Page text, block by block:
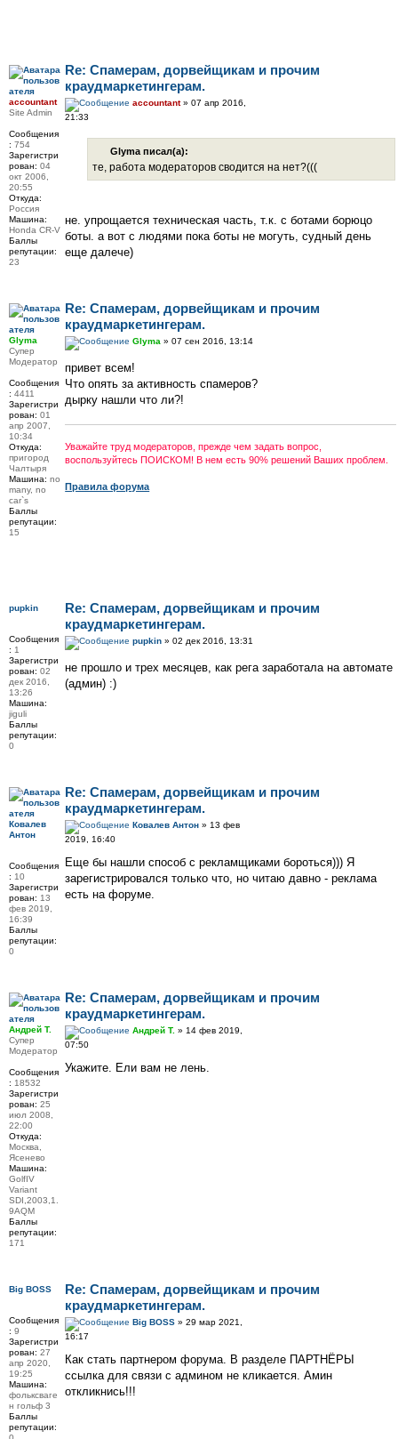
Re: Спамерам, дорвейщикам и прочим
краудмаркетингерам.
accountant» 07 апр 2016,
21:33
Glyma писал(а):
те, работа модераторов сводится на нет?(((
не. упрощается техническая часть, т.к. с ботами борюцо
боты. а вот с людями пока боты не могуть, судный день
еще далече)
accountant
Site Admin
Сообщения
: 754
Зарегистри
рован: 04
окт 2006,
20:55
Откуда:
Россия
Машина:
Honda CR-V
Баллы
репутации:
23
Re: Спамерам, дорвейщикам и прочим
краудмаркетингерам.
Glyma » 07 сен 2016, 13:14
привет всем!
Что опять за активность спамеров?
дырку нашли что ли?!
Уважайте труд модераторов, прежде чем задать вопрос,
воспользуйтесь ПОИСКОМ! В нем есть 90% решений Ваших проблем.
Правила форума
Glyma
Супер
Модератор
Сообщения
: 4411
Зарегистри
рован: 01
апр 2007,
10:34
Откуда:
пригород
Чалтыря
Машина: no
many, no
car`s
Баллы
репутации:
15
Re: Спамерам, дорвейщикам и прочим
краудмаркетингерам.
pupkin » 02 дек 2016, 13:31
не прошло и трех месяцев, как рега заработала на автомате
(админ) :)
pupkin
Сообщения
: 1
Зарегистри
рован: 02
дек 2016,
13:26
Машина:
jiguli
Баллы
репутации:
0
Re: Спамерам, дорвейщикам и прочим
краудмаркетингерам.
Ковалев Антон » 13 фев
2019, 16:40
Еще бы нашли способ с рекламщиками бороться))) Я
зарегистрировался только что, но читаю давно - реклама
есть на форуме.
Ковалев
Антон
Сообщения
: 10
Зарегистри
рован: 13
фев 2019,
16:39
Баллы
репутации:
0
Re: Спамерам, дорвейщикам и прочим
краудмаркетингерам.
Андрей Т. » 14 фев 2019,
07:50
Укажите. Ели вам не лень.
Андрей Т.
Супер
Модератор
Сообщения
: 18532
Зарегистри
рован: 25
июл 2008,
22:00
Откуда:
Москва,
Ясенево
Машина:
GolfIV
Variant
SDI,2003,1.
9AQM
Баллы
репутации:
171
Re: Спамерам, дорвейщикам и прочим
краудмаркетингерам.
Big BOSS » 29 мар 2021,
16:17
Как стать партнером форума. В разделе ПАРТНЁРЫ
ссылка для связи с админом не кликается. Амин
откликнись!!!
Big BOSS
Сообщения
: 9
Зарегистри
рован: 27
апр 2020,
19:25
Машина:
фольксваге
н гольф 3
Баллы
репутации: